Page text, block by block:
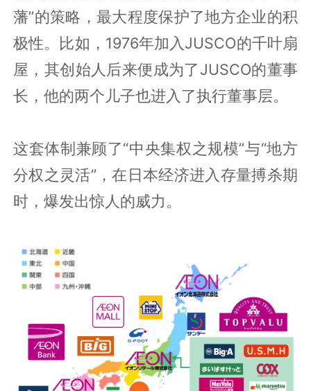
藩”的策略，最大程度保护了地方企业的积
极性。比如，1976年加入JUSCO的千叶扇
屋，其创始人后来便成为了JUSCO的董事
长，他的两个儿子也进入了执行董事层。
这套体制兼顾了“中央集权之规模”与“地方
分权之灵活”，在日本经济进入存量搏杀期
时，爆发出惊人的威力。